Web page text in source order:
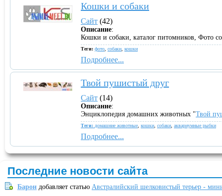
Кошки и собаки
Сайт (42)
Описание:
Кошки и собаки, каталог питомников, Фото
Теги: фото собаки кошки
Подробнее...
Твой пушистый друг
Сайт (14)
Описание:
Энциклопедия домашних животных "Твой
Теги: домашние животные кошки собаки аквариумные рыбки
Подробнее...
Последние новости сайта
Барон добавляет статью Австралийский шелковистый терьер -